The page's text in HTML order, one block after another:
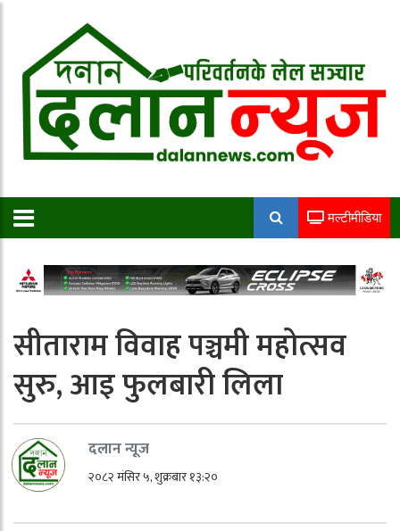
मल्टीमीडिया
सीताराम विवाह पञ्चमी महोत्सव
सुरु, आइ फुलबारी लिला
दलान न्यूज
२०८२ मंसिर ५, शुक्रबार १३:२०